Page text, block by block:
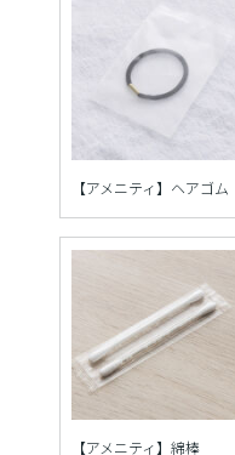
【アメニティ】ヘアゴム
【アメニティ】綿棒